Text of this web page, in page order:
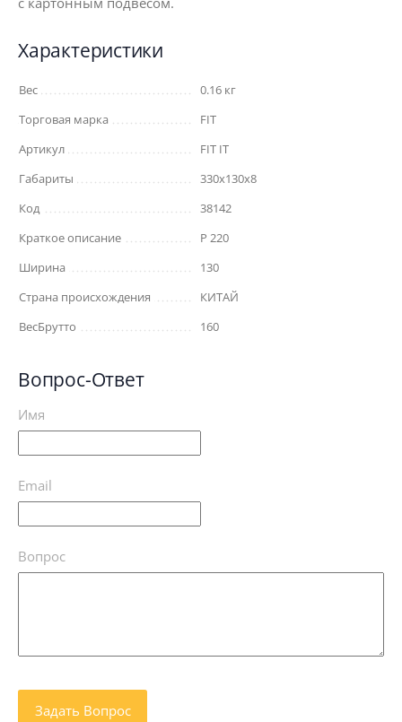
Характеристики
Вес
0.16 кг
Торговая марка
FIT
Артикул
FIT IT
Габариты
330x130x8
Код
38142
Краткое описание
Р 220
Ширина
130
Страна происхождения
КИТАЙ
ВесБрутто
160
Вопрос-Ответ
Имя
Email
Вопрос